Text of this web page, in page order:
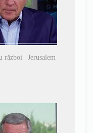
război | Jerusalem